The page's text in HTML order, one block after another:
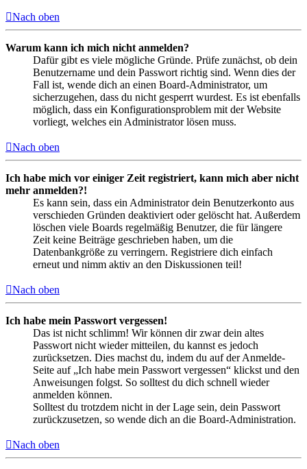
Nach oben
Warum kann ich mich nicht anmelden?
Dafür gibt es viele mögliche Gründe. Prüfe zunächst, ob dein
Benutzername und dein Passwort richtig sind. Wenn dies der
Fall ist, wende dich an einen Board-Administrator, um
sicherzugehen, dass du nicht gesperrt wurdest. Es ist ebenfalls
möglich, dass ein Konfigurationsproblem mit der Website
vorliegt, welches ein Administrator lösen muss.
Nach oben
Ich habe mich vor einiger Zeit registriert, kann mich aber nicht
mehr anmelden?!
Es kann sein, dass ein Administrator dein Benutzerkonto aus
verschieden Gründen deaktiviert oder gelöscht hat. Außerdem
löschen viele Boards regelmäßig Benutzer, die für längere
Zeit keine Beiträge geschrieben haben, um die
Datenbankgröße zu verringern. Registriere dich einfach
erneut und nimm aktiv an den Diskussionen teil!
Nach oben
Ich habe mein Passwort vergessen!
Das ist nicht schlimm! Wir können dir zwar dein altes
Passwort nicht wieder mitteilen, du kannst es jedoch
zurücksetzen. Dies machst du, indem du auf der Anmelde-
Seite auf „Ich habe mein Passwort vergessen“ klickst und den
Anweisungen folgst. So solltest du dich schnell wieder
anmelden können.
Solltest du trotzdem nicht in der Lage sein, dein Passwort
zurückzusetzen, so wende dich an die Board-Administration.
Nach oben